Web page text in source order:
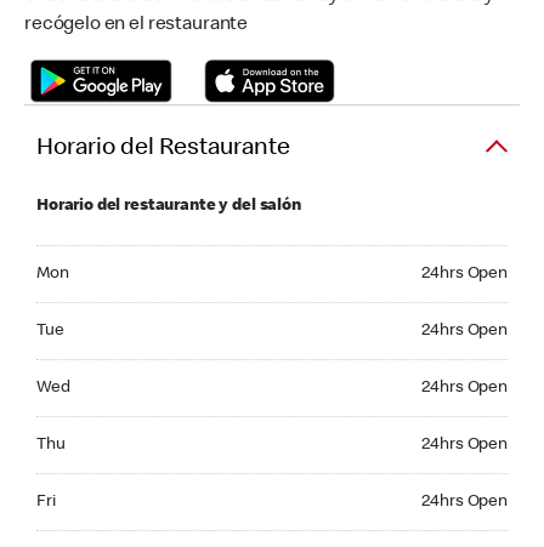
recógelo en el restaurante
Horario del Restaurante
Horario del restaurante y del salón
Mon 24hrs Open
Tue 24hrs Open
Wed 24hrs Open
Thu 24hrs Open
Fri 24hrs Open